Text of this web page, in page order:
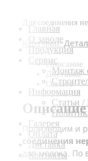
Главная
О заводе
Продукция
Сервис
Монтаж
Информация
Статьи /
Галерея
Оплата
Доставка
Контакты
Для соединения
Категории:
Описание
Доставка
Оплата
Описание
Производим и
соединения
для молока.